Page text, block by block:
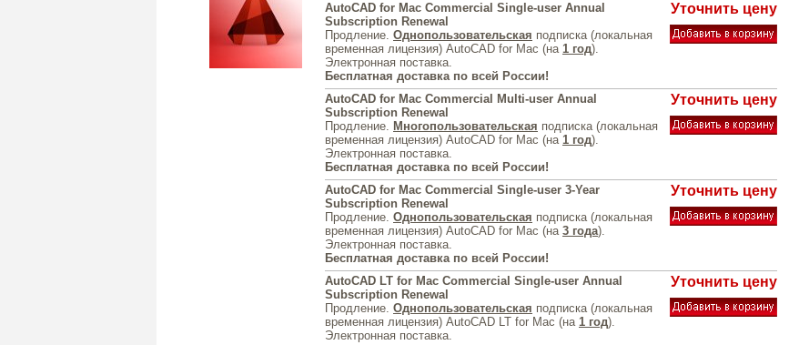
AutoCAD for Mac Commercial Single-user Annual
Subscription Renewal
Продление. Однопользовательская подписка (локальная
временная лицензия) AutoCAD for Mac (на 1 год).
Электронная поставка.
Бесплатная доставка по всей России!
Уточнить цену
AutoCAD for Mac Commercial Multi-user Annual
Subscription Renewal
Продление. Многопользовательская подписка (локальная
временная лицензия) AutoCAD for Mac (на 1 год).
Электронная поставка.
Бесплатная доставка по всей России!
Уточнить цену
AutoCAD for Mac Commercial Single-user 3-Year
Subscription Renewal
Продление. Однопользовательская подписка (локальная
временная лицензия) AutoCAD for Mac (на 3 года).
Электронная поставка.
Бесплатная доставка по всей России!
Уточнить цену
AutoCAD LT for Mac Commercial Single-user Annual
Subscription Renewal
Продление. Однопользовательская подписка (локальная
временная лицензия) AutoCAD LT for Mac (на 1 год).
Электронная поставка.
Уточнить цену